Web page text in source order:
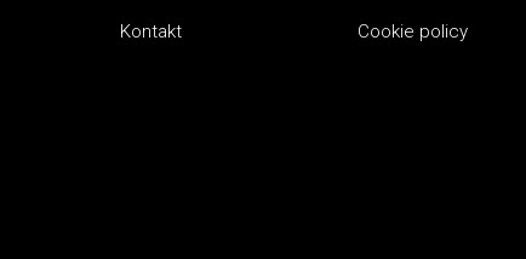
Kontakt Cookie policy